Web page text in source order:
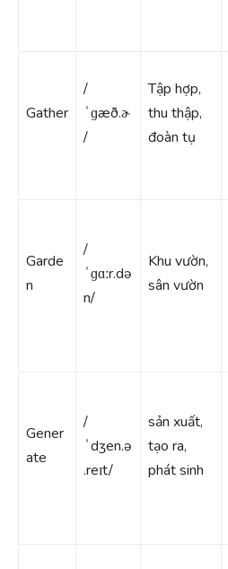
Gather
/
ˈɡæð.ɚ
/
Tập hợp,
thu thập,
đoàn tụ
Garde
n
/
ˈɡɑːr.də
n/
Khu vườn,
sân vườn
Gener
ate
/
ˈdʒen.ə
.reɪt/
sản xuất,
tạo ra,
phát sinh